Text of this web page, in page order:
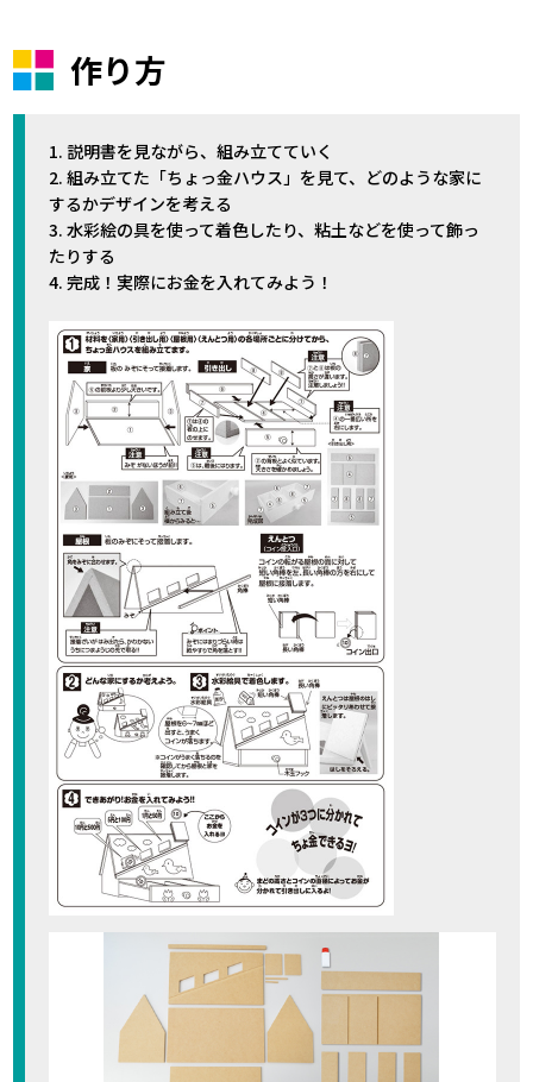
作り方
1. 説明書を見ながら、組み立てていく
2. 組み立てた「ちょっ金ハウス」を見て、どのような家に
するかデザインを考える
3. 水彩絵の具を使って着色したり、粘土などを使って飾っ
たりする
4. 完成！実際にお金を入れてみよう！